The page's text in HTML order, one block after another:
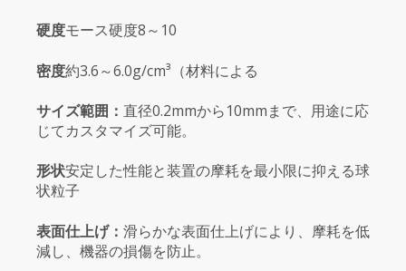
硬度モース硬度8～10
密度約3.6～6.0g/cm³（材料による
サイズ範囲： 直径0.2mmから10mmまで、用途に応
じてカスタマイズ可能。
形状安定した性能と装置の摩耗を最小限に抑える球
状粒子
表面仕上げ： 滑らかな表面仕上げにより、摩耗を低
減し、機器の損傷を防止。